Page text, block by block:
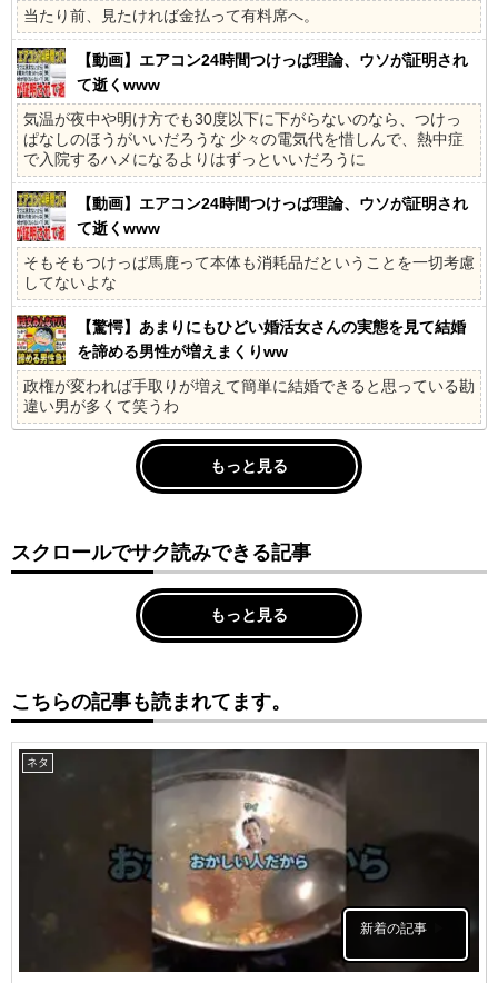
当たり前、見たければ金払って有料席へ。
【動画】エアコン24時間つけっぱ理論、ウソが証明され
て逝くwww
気温が夜中や明け方でも30度以下に下がらないのなら、つけっ
ぱなしのほうがいいだろうな 少々の電気代を惜しんで、熱中症
で入院するハメになるよりはずっといいだろうに
【動画】エアコン24時間つけっぱ理論、ウソが証明され
て逝くwww
そもそもつけっぱ馬鹿って本体も消耗品だということを一切考慮
してないよな
【驚愕】あまりにもひどい婚活女さんの実態を見て結婚
を諦める男性が増えまくりww
政権が変われば手取りが増えて簡単に結婚できると思っている勘
違い男が多くて笑うわ
もっと見る
スクロールでサク読みできる記事
もっと見る
こちらの記事も読まれてます。
ネタ
新着の記事